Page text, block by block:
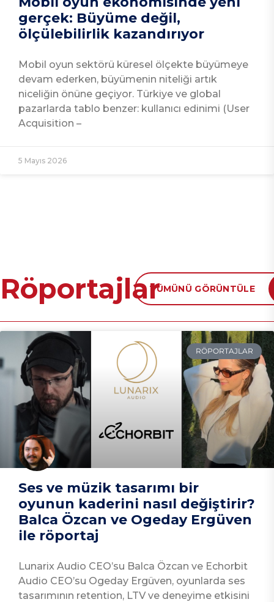
gerçek: Büyüme değil,
ölçülebilirlik kazandırıyor
Mobil oyun sektörü küresel ölçekte büyümeye
devam ederken, büyümenin niteliği artık
niceliğin önüne geçiyor. Türkiye ve global
pazarlarda tablo benzer: kullanıcı edinimi (User
Acquisition –
5 Mayıs 2026
RöportajlarTÜMÜNÜ GÖRÜNTÜLE
RÖPORTAJLAR
Ses ve müzik tasarımı bir
oyunun kaderini nasıl değiştirir?
Balca Özcan ve Ogeday Ergüven
ile röportaj
Lunarix Audio CEO’su Balca Özcan ve Echorbit
Audio CEO’su Ogeday Ergüven, oyunlarda ses
tasarımının retention, LTV ve deneyime etkisini